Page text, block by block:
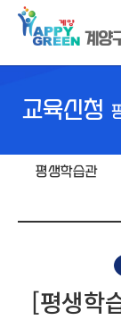
계양
교육신청
평생학습관
[평생학